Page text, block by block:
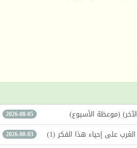
2026-08-05
2026-08-03